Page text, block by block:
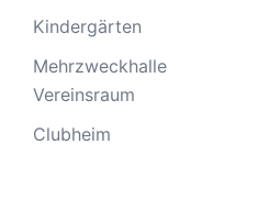
Kindergärten
Mehrzweckhalle
Vereinsraum
Clubheim